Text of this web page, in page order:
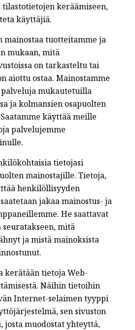
keräämiseen,
käyttäjiä.
mainostaa tuotteitamme ja
mukaan, mitä
on tarkasteltu tai
aiottu ostaa. Mainostamme
mukautetuilla
ja kolmansien osapuolten
käyttää meille
palvelujemme
tietojasi
mainostajille. Tietoja,
henkilöllisyyden
jakaa mainostus- ja
He saattavat
mitä
ja mistä mainoksista
kerätään tietoja Web-
Näihin tietoihin
Internet-selaimen tyyppi
sen sivuston
josta muodostat yhteyttä,